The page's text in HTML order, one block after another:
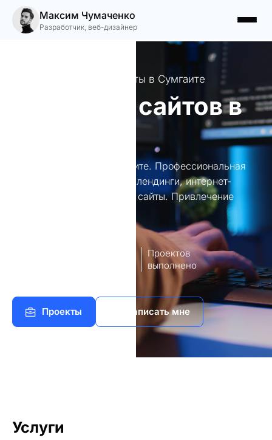
Максим Чумаченко
Разработчик, веб-дизайнер
Создаю уникальные сайты в Сумгаите
Создание сайтов в
Создание сайтов в Сумгаите. Профессиональная
веб-разработка и дизайн: лендинги, интернет-
магазины, корпоративные сайты. Привлечение
Проектов
выполнено
Проекты Написать мне
Услуги